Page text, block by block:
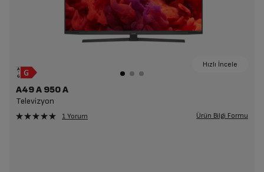
Hızlı İncele
A49 A 950 A
Televizyon
1 Yorum Ürün Bilgi Formu